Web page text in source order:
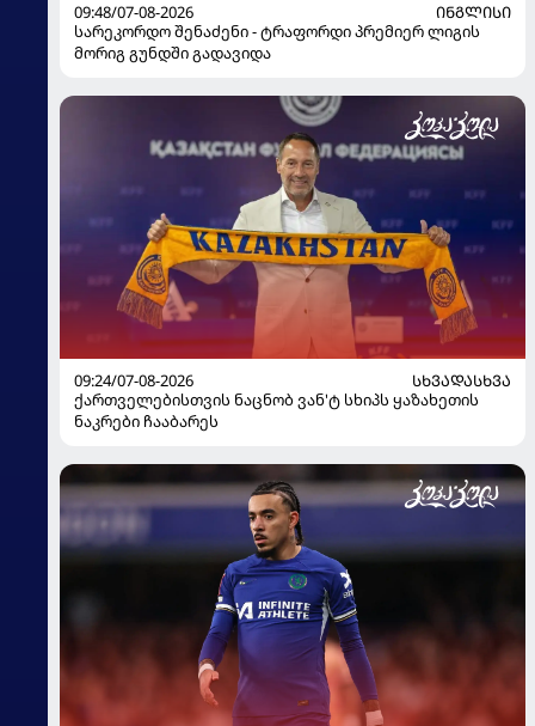
09:48/07-08-2026
ᲘᲜᲒᲚᲘᲡᲘ
სარეკორდო შენაძენი - ტრაფორდი პრემიერ ლიგის
მორიგ გუნდში გადავიდა
09:24/07-08-2026
ᲡᲮᲕᲐᲓᲐᲡᲮᲕᲐ
ქართველებისთვის ნაცნობ ვან'ტ სხიპს ყაზახეთის
ნაკრები ჩააბარეს